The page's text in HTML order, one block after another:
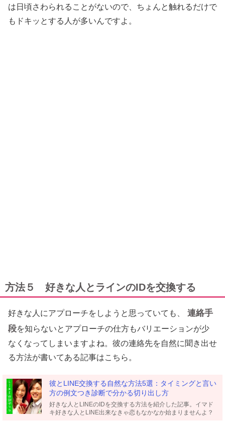
は日頃さわられることがないので、ちょんと触れるだけで
もドキッとする人が多いんですよ。
方法５ 好きな人とラインのIDを交換する
好きな人にアプローチをしようと思っていても、
連絡手
段を知らないとアプローチの仕方もバリエーションが少
なくなってしまいますよね。彼の連絡先を自然に聞き出せ
る方法が書いてある記事はこちら。
彼とLINE交換する自然な方法5選：タイミングと言い
方の例文つき診断で分かる切り出し方
好きな人とLINEのIDを交換する方法を紹介した記事。イマド
キ好きな人とLINE出来なきゃ恋もなかなか始まりませんよ？